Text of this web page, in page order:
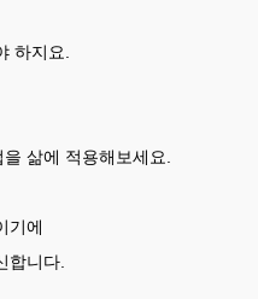
하지요.
삶에 적용해보세요.
기에
합니다.